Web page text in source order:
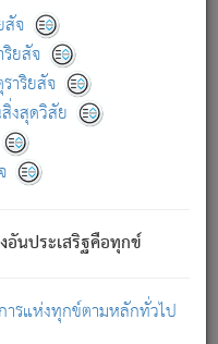
จ
ยสัจ
าริยสัจ
งสุดวิสัย
นประเสริฐคือทุกข์
รแห่งทุกข์ตามหลักทั่วไป
เป็นภัย (ที่เขาไม่รู้จัก)
ก็เพื่อการละขาดซึ่ง
ความหลุดพ้นจากภพว่า
พราหมณ์ทั้งปวงนั้น
สมณะหรือพราหมณ์ทั้ง
ปวง.
วง ความเกิดขึ้นแห่ง